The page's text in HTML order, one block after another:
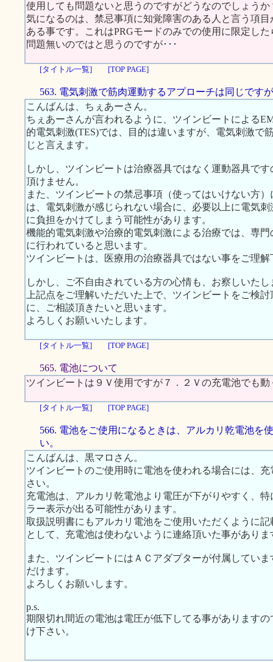
使用しても問題ないと思うのですがどうなのでしょうか
気になるのは、禁忌事項に知覚障害のある人と言う項目
ある事です。これはPRGモードのみでの使用に限定した
問題無いのではと思うのですが･･･
[タイトル一覧] [TOP PAGE]
563. 電気刺激で筋肉運動するアプローチは同じです
こんばんは、ちぇあーさん。
ちぇあーさんが言われるように、ツインビートによる
的電気刺激(TES)では、目的は違いますが、電気刺激で
じと言えます。
しかし、ツインビートは治療器具ではなく運動器具で
頂けません。
また、ツインビートの禁忌事項（使ってはいけない方
は、電気刺激が感じられない場合に、必要以上に電気
に負担をかけてしまう可能性があります。
機能的電気刺激や治療的電気刺激による治療では、専
に行われていると思います。
ツインビートは、医療用の治療器具ではない事をご理解
しかし、ご不自由されている方の心情も、お察しいた
上記点をご理解いただいた上で、ツインビートをご検
に、ご相談頂きたいと思います。
よろしくお願いいたします。
[タイトル一覧] [TOP PAGE]
565. 電池について
ツインビートは９Ｖ使用ですが７．２Ｖの充電池でも動
[タイトル一覧] [TOP PAGE]
566. 電池をご使用になるときは、アルカリ乾電池を
い。
こんばんは、黒マロさん。
ツインビートのご使用時に電池を使われる場合には、
さい。
充電池は、アルカリ乾電池より電圧が下がりやすく、
ラー表示が出る可能性があります。
取扱説明書にもアルカリ電池をご使用いただくように
として、充電池は使わないように連絡頂いた事がありま
また、ツインビートにはＡＣアダプターが付属してい
だけます。
よろしくお願いします。
p.s.
期限切れ間近の電池は電圧が低下してる事があります
け下さい。